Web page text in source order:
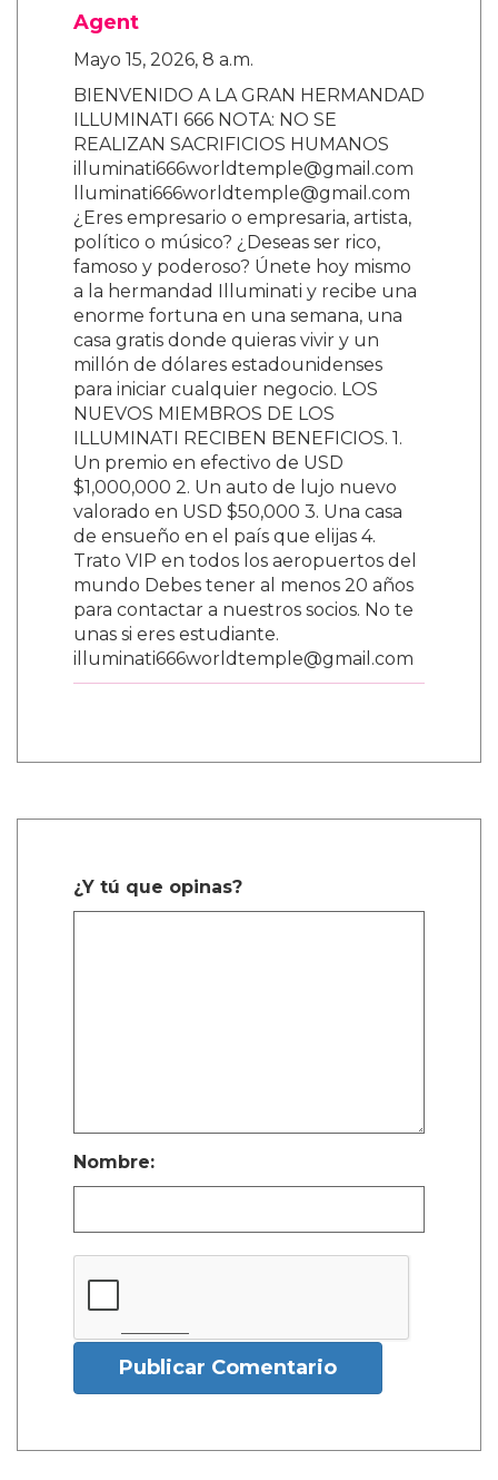
Agent
Mayo 15, 2026, 8 a.m.
BIENVENIDO A LA GRAN HERMANDAD
ILLUMINATI 666 NOTA: NO SE
REALIZAN SACRIFICIOS HUMANOS
illuminati666worldtemple@gmail.com
lluminati666worldtemple@gmail.com
¿Eres empresario o empresaria, artista,
político o músico? ¿Deseas ser rico,
famoso y poderoso? Únete hoy mismo
a la hermandad Illuminati y recibe una
enorme fortuna en una semana, una
casa gratis donde quieras vivir y un
millón de dólares estadounidenses
para iniciar cualquier negocio. LOS
NUEVOS MIEMBROS DE LOS
ILLUMINATI RECIBEN BENEFICIOS. 1.
Un premio en efectivo de USD
$1,000,000 2. Un auto de lujo nuevo
valorado en USD $50,000 3. Una casa
de ensueño en el país que elijas 4.
Trato VIP en todos los aeropuertos del
mundo Debes tener al menos 20 años
para contactar a nuestros socios. No te
unas si eres estudiante.
illuminati666worldtemple@gmail.com
¿Y tú que opinas?
Nombre:
Publicar Comentario